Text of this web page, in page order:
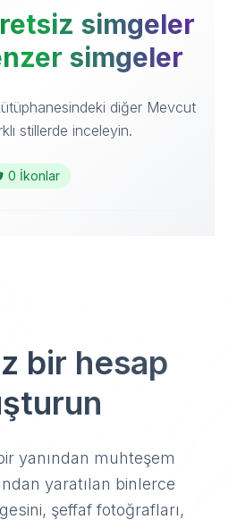
simgeler
simgeler
diğer Mevcut
stillerde inceleyin.
0 İkonlar
bir hesap
yanından muhteşem
yaratılan binlerce
şeffaf fotoğrafları,